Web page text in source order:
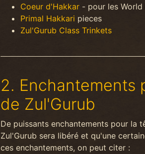
Coeur d'Hakkar - pour les World
Primal Hakkari pieces
Zul'Gurub Class Trinkets
2. Enchantements
de Zul'Gurub
De puissants enchantements pour la
Zul'Gurub sera libéré et qu'une
ces enchantements, on peut citer :